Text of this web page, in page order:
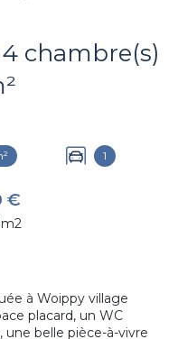
1
€
à Woippy village
placard, un WC
une belle pièce-à-vivre